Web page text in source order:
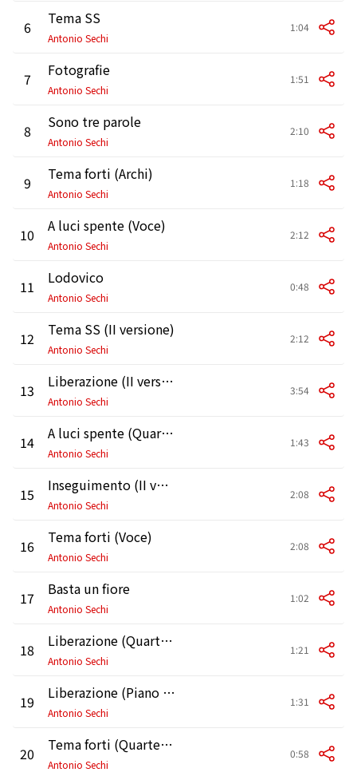
6 Tema SS
Antonio Sechi
1:04
7 Fotografie
Antonio Sechi
1:51
8 Sono tre parole
Antonio Sechi
2:10
9 Tema forti (Archi)
Antonio Sechi
1:18
10 A luci spente (Voce)
Antonio Sechi
2:12
11 Lodovico
Antonio Sechi
0:48
12 Tema SS (II versione)
Antonio Sechi
2:12
13 Liberazione (II versione)
Antonio Sechi
3:54
14 A luci spente (Quartetto)
Antonio Sechi
1:43
15 Inseguimento (II versione)
Antonio Sechi
2:08
16 Tema forti (Voce)
Antonio Sechi
2:08
17 Basta un fiore
Antonio Sechi
1:02
18 Liberazione (Quartetto)
Antonio Sechi
1:21
19 Liberazione (Piano solo)
Antonio Sechi
1:31
20 Tema forti (Quartetto)
Antonio Sechi
0:58